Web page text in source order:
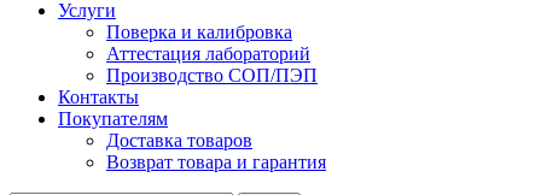
Услуги
Поверка и калибровка
Аттестация лабораторий
Производство СОП/ПЭП
Контакты
Покупателям
Доставка товаров
Возврат товара и гарантия